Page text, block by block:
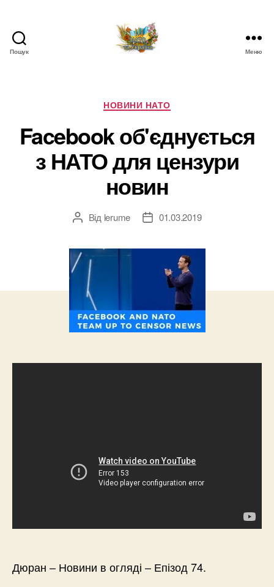
Пошук
Новини
про
НАТО
в
Україні
Меню
Категорії
НОВИНИ НАТО
Facebook об'єднується
з НАТО для цензури
новин
Автор
Від lerume
Дата01.03.2019
Дюран – Новини в огляді – Епізод 74.